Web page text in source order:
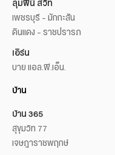
เพชรบุรี - มักกะสัน
ดินแดง - ราชปรารภ
เอิร์น
บาย แอล.พี.เอ็น.
บ้าน
บ้าน 365
สุขุมวิท 77
เจษฎาราชพฤกษ์